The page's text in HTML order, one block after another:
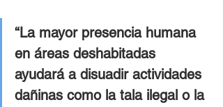
“La mayor presencia humana
en áreas deshabitadas
ayudará a disuadir actividades
dañinas como la tala ilegal o la